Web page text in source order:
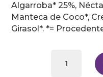
Algarroba* 25%,
Manteca de Coco*,
Girasol*. *=
Algarroba